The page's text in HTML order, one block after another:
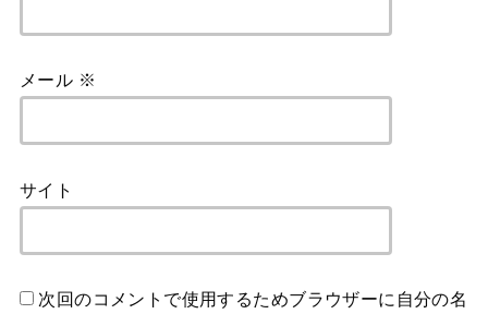
メール ※
サイト
次回のコメントで使用するためブラウザーに自分の名